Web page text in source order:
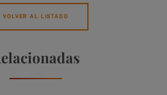
VOLVER AL LISTADO